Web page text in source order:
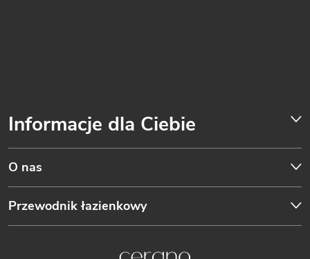
Informacje dla Ciebie
O nas
Przewodnik łazienkowy